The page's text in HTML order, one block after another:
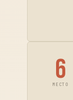
6
МЕСТО